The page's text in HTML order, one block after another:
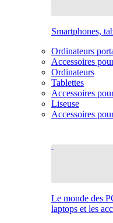
Smartphones,
Ordinateurs
Accessoires
Ordinateurs
Tablettes
Accessoires
Liseuse
Accessoires
Le monde des
laptops et les